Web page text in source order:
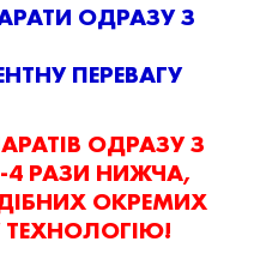
ОДРАЗУ З
ПЕРЕВАГУ
ОДРАЗУ З
4 РАЗИ НИЖЧА,
ОКРЕМИХ